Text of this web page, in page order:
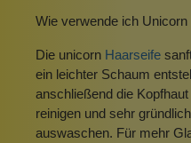
Wie verwende ich
Die unicorn Haarseife
ein leichter Schaum
anschließend die
reinigen und sehr
auswaschen. Für mehr